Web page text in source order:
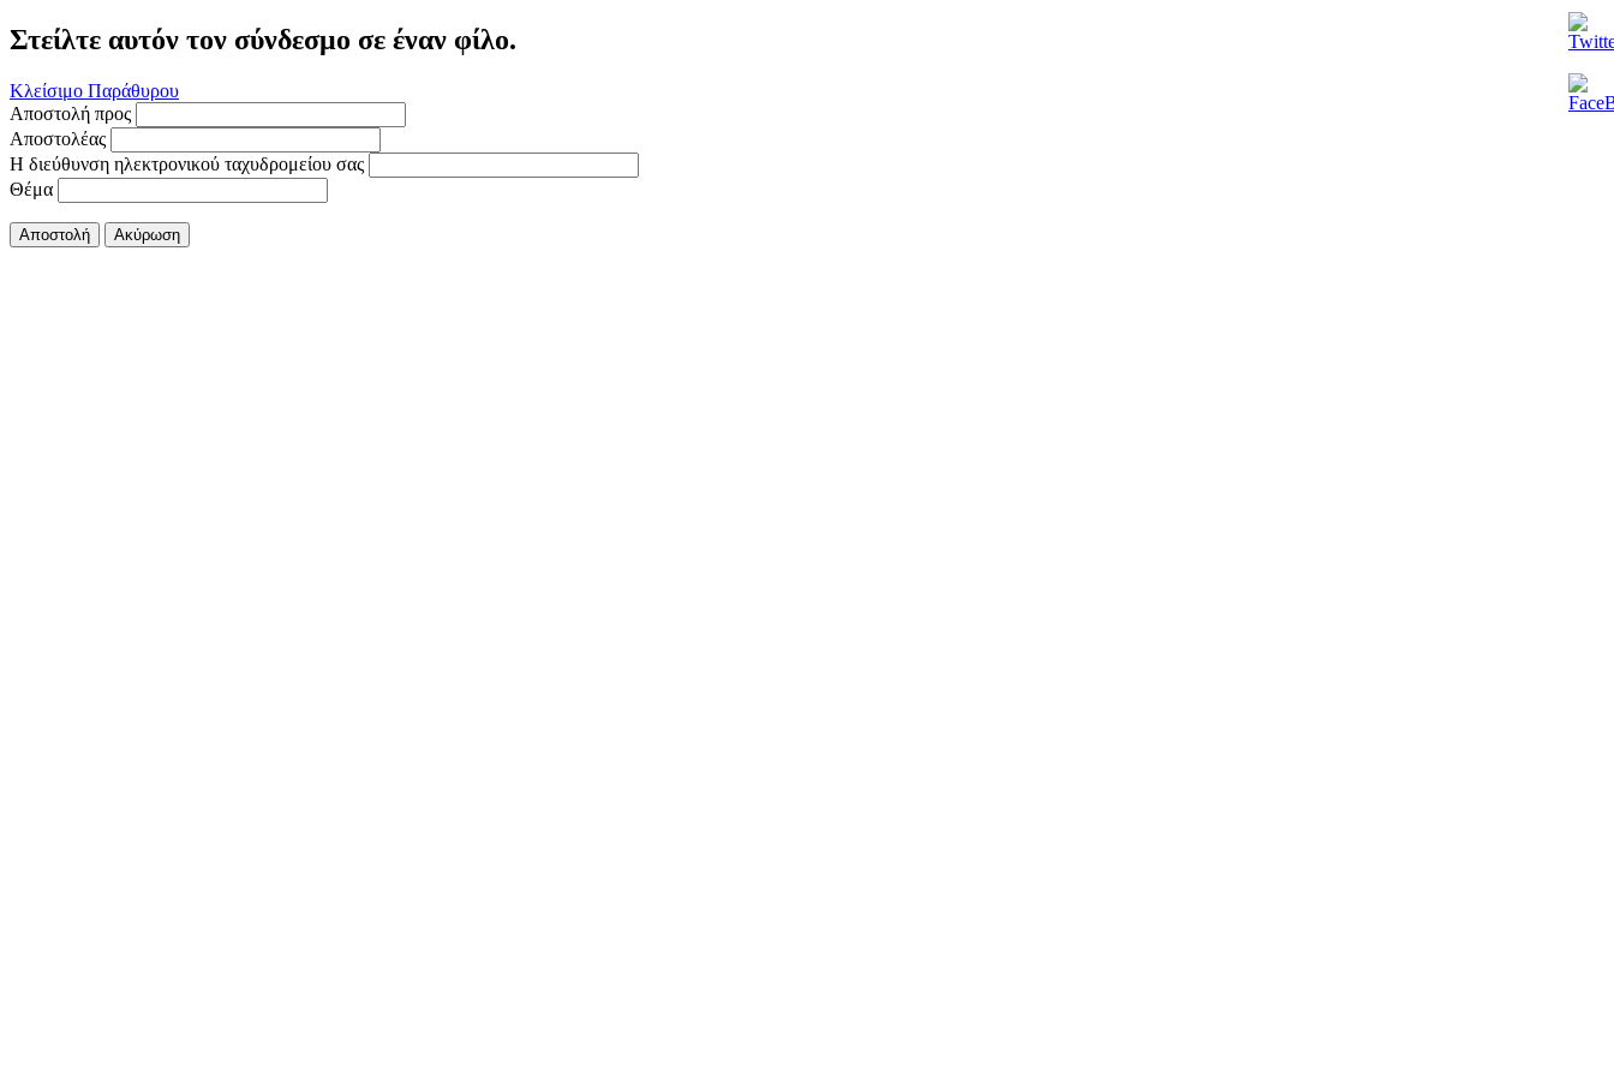
Στείλτε αυτόν τον σύνδεσμο σε έναν φίλο.
Κλείσιμο Παράθυρου
Αποστολή προς
Αποστολέας
Η διεύθυνση ηλεκτρονικού ταχυδρομείου σας
Θέμα
Αποστολή Ακύρωση